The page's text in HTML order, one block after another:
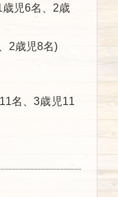
児6名、2歳
2歳児8名)
名、3歳児11